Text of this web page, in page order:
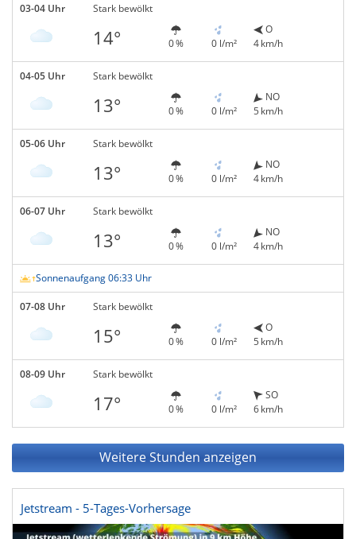
03-04 Uhr Stark bewölkt
14° 0 % 0 l/m²
O
4 km/h
04-05 Uhr Stark bewölkt
13° 0 % 0 l/m²
NO
5 km/h
05-06 Uhr Stark bewölkt
13° 0 % 0 l/m²
NO
4 km/h
06-07 Uhr Stark bewölkt
13° 0 % 0 l/m²
NO
4 km/h
Sonnenaufgang 06:33 Uhr
07-08 Uhr Stark bewölkt
15° 0 % 0 l/m²
O
5 km/h
08-09 Uhr Stark bewölkt
17° 0 % 0 l/m²
SO
6 km/h
Weitere Stunden anzeigen
Jetstream - 5-Tages-Vorhersage